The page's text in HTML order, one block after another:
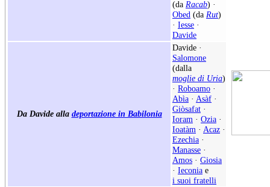
(da Racab) ·
Obed (da Rut)
· Iesse ·
Davide
Da Davide alla deportazione in Babilonia
Davide ·
Salomone
(dalla
moglie di Uria)
· Roboamo ·
Abìa · Asàf ·
Giòsafat ·
Ioram · Ozia ·
Ioatàm · Acaz ·
Ezechia ·
Manasse ·
Amos · Giosia
· Ieconia e
i suoi fratelli